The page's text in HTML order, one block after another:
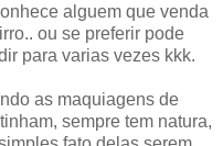
alguem que venda
ou se preferir pode
para varias vezes kkk.
as maquiagens de
sempre tem natura,